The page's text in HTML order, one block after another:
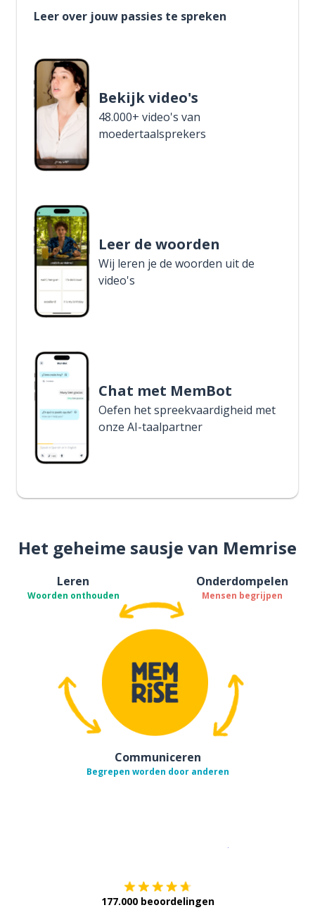
Leer over jouw passies te spreken
Bekijk video's
48.000+ video's van
moedertaalsprekers
Leer de woorden
Wij leren je de woorden uit de
video's
Chat met MemBot
Oefen het spreekvaardigheid met
onze AI-taalpartner
Het geheime sausje van Memrise
Leren
Woorden onthouden
Onderdompelen
Mensen begrijpen
Communiceren
Begrepen worden door anderen
177.000 beoordelingen